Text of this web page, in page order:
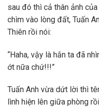
sau đó thì cả thân ảnh
chìm vào lòng đất, Tuấn
Thiên rồi nói:
“Haha, vậy là hắn ta đã
ớt nữa chứ!!!”
Tuấn Anh vừa dứt lời thì
lình hiện lên giữa phòng